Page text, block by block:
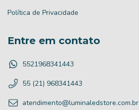
Política de Privacidade
Entre em contato
5521968341443
55 (21) 968341443
atendimento@luminaledstore.com.br